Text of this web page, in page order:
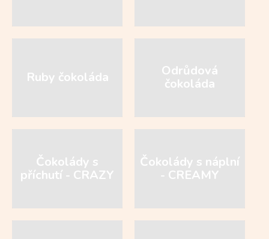
Ruby čokoláda
Odrůdová
čokoláda
Čokolády s
příchutí - CRAZY
Čokolády s náplní
- CREAMY